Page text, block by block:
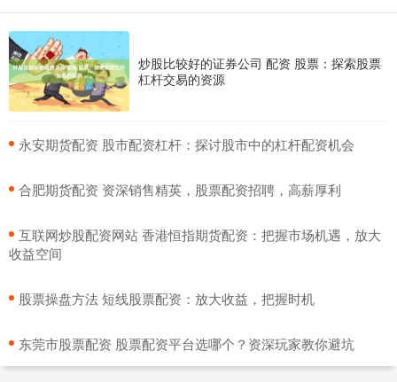
炒股比较好的证券公司 配资 股票：探索股票
杠杆交易的资源
​永安期货配资 股市配资杠杆：探讨股市中的杠杆配资机会
​合肥期货配资 资深销售精英，股票配资招聘，高薪厚利
​互联网炒股配资网站 香港恒指期货配资：把握市场机遇，放大
收益空间
​股票操盘方法 短线股票配资：放大收益，把握时机
​东莞市股票配资 股票配资平台选哪个？资深玩家教你避坑